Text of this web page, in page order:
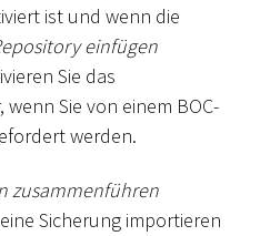
ist und wenn die
einfügen
Sie das
Sie von einem BOC-
werden.
zusammenführen
Sicherung importieren